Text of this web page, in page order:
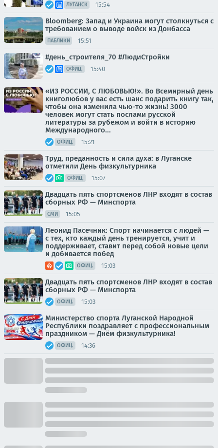
ЛУГАНСК 15:54
Bloomberg: Запад и Украина могут столкнуться с
требованием о выводе войск из Донбасса
ПАБЛИКИ 15:51
#день_строителя_70 #ЛюдиСтройки
ОФИЦ. 15:40
«ИЗ РОССИИ, С ЛЮБОВЬЮ!». Во Всемирный день
книголюбов у вас есть шанс подарить книгу так,
чтобы она изменила чью-то жизнь! 3000
человек могут стать послами русской
литературы за рубежом и войти в историю
Международного...
ОФИЦ. 15:21
Труд, преданность и сила духа: в Луганске
отметили День физкультурника
ОФИЦ. 15:07
Двадцать пять спортсменов ЛНР входят в состав
сборных РФ — Минспорта
СМИ 15:05
Леонид Пасечник: Спорт начинается с людей —
с тех, кто каждый день тренируется, учит и
поддерживает, ставит перед собой новые цели
и добивается побед
ОФИЦ. 15:03
Двадцать пять спортсменов ЛНР входят в состав
сборных РФ — Минспорта
ОФИЦ. 15:03
Министерство спорта Луганской Народной
Республики поздравляет с профессиональным
праздником — Днём физкультурника!
ОФИЦ. 14:36